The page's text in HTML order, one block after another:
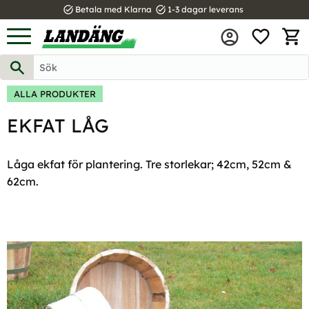
Meny
task_alt Betala med Klarna task_alt 1-3 dagar leverans
ALLA PRODUKTER
EKFAT LÅG
Låga ekfat för plantering. Tre storlekar; 42cm, 52cm &
62cm.